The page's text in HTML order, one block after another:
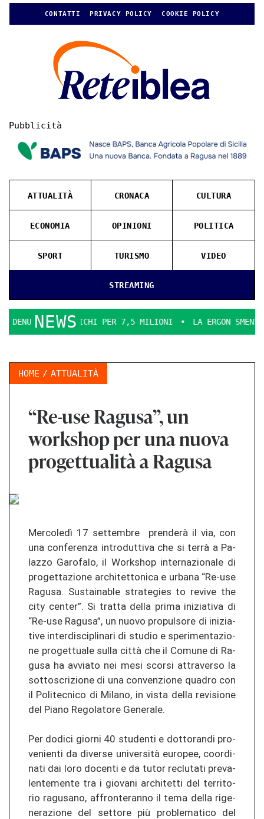
CONTATTI PRIVACY POLICY COOKIE POLICY
Pubblicità
STREAMING
ATTUALITÀ CRONACA CULTURA
ECONOMIA OPINIONI POLITICA
SPORT TURISMO VIDEO
NEWS
PER 7,5 MILIONI LA ERGON SMENTICE LA
HOME ATTUALITÀ
“Re-use Ragusa”, un
workshop per una nuova
progettualità a Ragusa
Mercoledì 17 set­tem­bre prenderà il via, con
una con­fe­ren­za in­tro­d­ut­ti­va che si terrà a Pa­
la­z­zo Ga­ro­fa­lo, il Workshop in­ter­na­zio­na­le di
pro­get­ta­zio­ne ar­chi­tet­to­ni­ca e ur­ba­na “Re-​use
Ra­gu­sa. Sus­tai­n­ab­le stra­te­gies to re­vi­ve the
city cen­ter”. Si tr­at­ta della prima in­izia­ti­va di
“Re-​use Ra­gu­sa”, un nuovo pro­pul­so­re di in­izia­
ti­ve in­ter­dis­ci­pli­na­ri di stu­dio e sper­imen­ta­zio­
ne pro­get­tua­le sulla città che il Co­mu­ne di Ra­
gu­sa ha av­via­to nei mesi scor­si at­tra­ver­so la
sot­toscri­zio­ne di una con­ve­n­zio­ne qua­dro con
il Po­li­tec­ni­co di Mi­la­no, in vista della re­vi­sio­ne
del Piano Re­go­la­to­re Ge­ne­ra­le.
Per do­di­ci gior­ni 40 stu­den­ti e dot­to­ran­di pro­
ve­nien­ti da di­ver­se università eu­ropee, co­or­di­
na­ti dai loro do­cen­ti e da tutor re­clu­ta­ti pre­va­
len­te­men­te tra i gio­v­a­ni ar­chi­tet­ti del ter­ri­to­
rio ra­gu­s­a­no, af­fron­teran­no il tema della ri­ge­
ne­ra­zio­ne del set­to­re più prob­le­ma­ti­co del